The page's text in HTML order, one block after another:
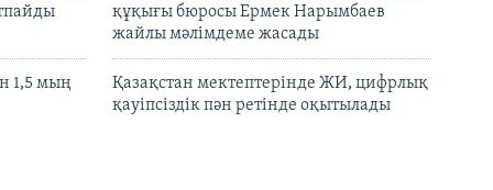
құқығы бюросы Ермек Нарымбаев
жайлы мәлімдеме жасады
1,5 мың
Қазақстан мектептерінде ЖИ, цифрлық
қауіпсіздік пән ретінде оқытылады